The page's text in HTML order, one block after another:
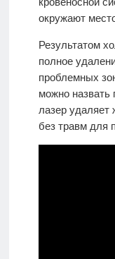
окружают
Результатом
полное
проблемных
можно назвать
лазер удаляет
без травм для